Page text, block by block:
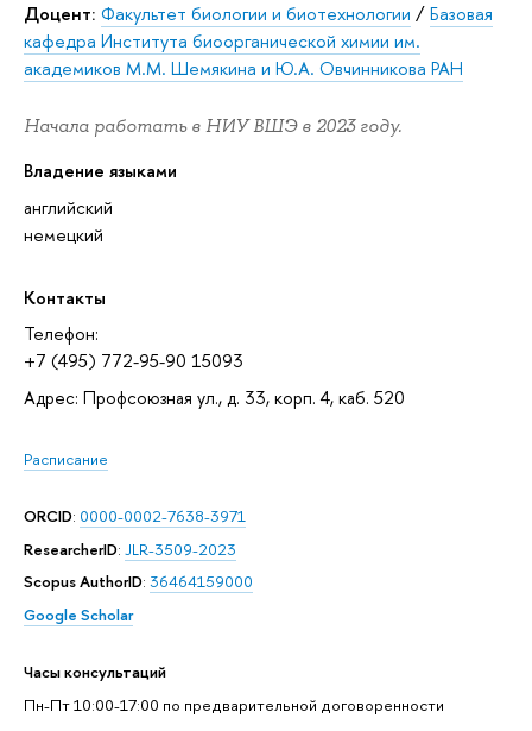
Доцент: Факультет биологии и биотехнологии /Базовая
кафедра Института биоорганической химии им.
академиков М.М. Шемякина и Ю.А. Овчинникова РАН
Начала работать в НИУ ВШЭ в 2023 году.
Владение языками
английский
немецкий
Контакты
Телефон:
+7 (495) 772-95-90 15093
Адрес: Профсоюзная ул., д. 33, корп. 4, каб. 520
Расписание
ORCID: 0000-0002-7638-3971
ResearcherID: JLR-3509-2023
Scopus AuthorID: 36464159000
Google Scholar
Часы консультаций
Пн-Пт 10:00-17:00 по предварительной договоренности